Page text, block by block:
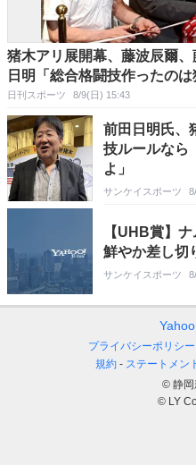
猪木アリ展開幕、藤波辰爾
日明「総合格闘技作ったのは
日刊スポーツ 8/9(日) 15:43
前田日明氏、
技ルールなら
よ」
サンケイスポーツ
【UHB賞】
鮮やか差し切
サンケイスポーツ
プライバシーポリシー
規約
ステートメン
© 静岡
© LY